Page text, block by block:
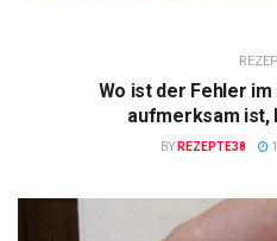
Wo ist der Fehler
aufmerksam ist,
BY REZEPTE38